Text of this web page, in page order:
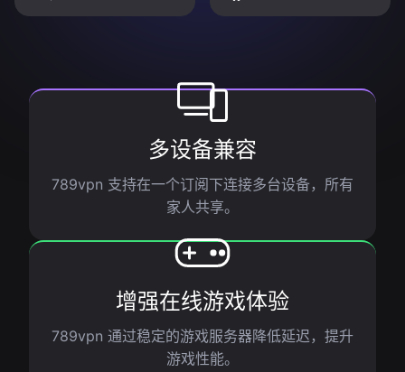
多设备兼容
789vpn 支持在一个订阅下连接多台设备，所有
家人共享。
增强在线游戏体验
789vpn 通过稳定的游戏服务器降低延迟，提升
游戏性能。